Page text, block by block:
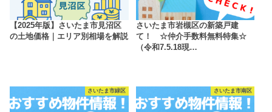
【2025年版】さいたま市見沼区
の土地価格｜エリア別相場を解説
さいたま市岩槻区の新築戸建
て！ ☆仲介手数料無料特集☆
（令和7.5.18現…
さいたま市緑区 さいたま市南区